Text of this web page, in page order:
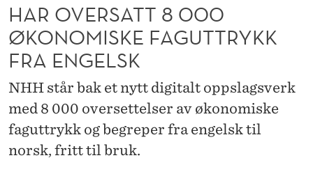
T
8
0
0
0
Ø
HAR OVERSATT 8 000
ØKONOMISKE FAGUTTRYKK
FRA ENGELSK
NHH står bak et nytt digitalt oppslagsverk
med 8 000 oversettelser av økonomiske
faguttrykk og begreper fra engelsk til
norsk, fritt til bruk.